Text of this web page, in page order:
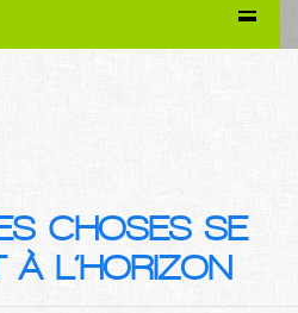
CHOSES SE
À L’HORIZON